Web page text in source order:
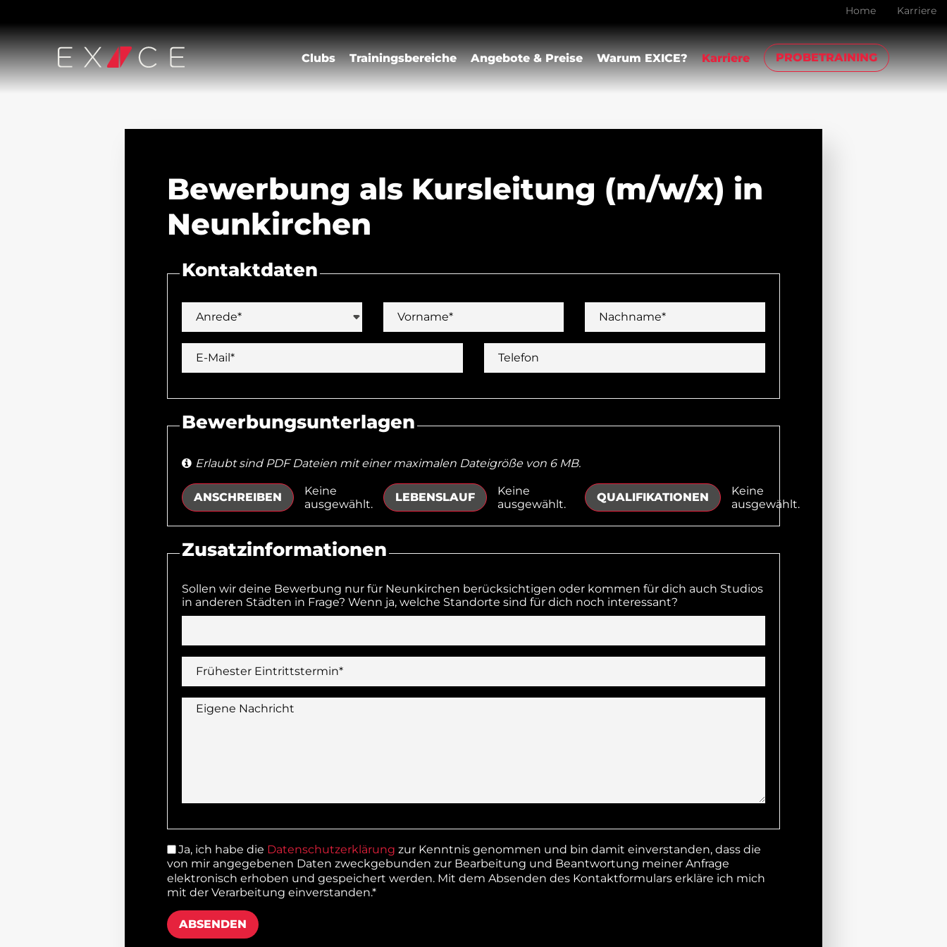
Home Karriere
Clubs Trainingsbereiche Angebote & Preise Warum EXICE? Karriere PROBETRAINING
Bewerbung als Kursleitung (m/w/x) in
Neunkirchen
Kontaktdaten
Anrede* Vorname* Nachname*
E-Mail* Telefon
Bewerbungsunterlagen
Erlaubt sind PDF Dateien mit einer maximalen Dateigröße von 6 MB.
ANSCHREIBEN
Keine
ausgewählt.
LEBENSLAUF
Keine
ausgewählt.
QUALIFIKATIONEN
Keine
ausgewählt.
Zusatzinformationen
Sollen wir deine Bewerbung nur für Neunkirchen berücksichtigen oder kommen für dich auch Studios
in anderen Städten in Frage? Wenn ja, welche Standorte sind für dich noch interessant?
Frühester Eintrittstermin*
Eigene Nachricht
Ja, ich habe die Datenschutzerklärung zur Kenntnis genommen und bin damit einverstanden, dass die
von mir angegebenen Daten zweckgebunden zur Bearbeitung und Beantwortung meiner Anfrage
elektronisch erhoben und gespeichert werden. Mit dem Absenden des Kontaktformulars erkläre ich mich
mit der Verarbeitung einverstanden.*
ABSENDEN